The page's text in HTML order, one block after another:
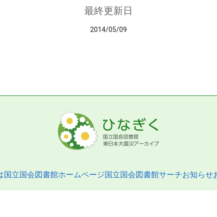
最終更新日
2014/05/09
国立国会図書館ホームページ国立国会図書館サーチお知らせ